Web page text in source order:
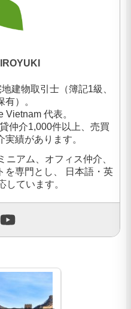
建物取引士（簿記1級、
有）。
Vietnam 代表。
仲介1,000件以上、売買
績があります。
アム、オフィス仲介、
を専門とし、 日本語・英
しています。